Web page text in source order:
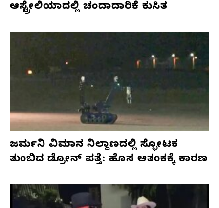
ಆಸ್ಟ್ರೇಲಿಯಾದಲ್ಲಿ ಚಂದಾದಾರಿಕೆ ಕುಸಿತ
ಜರ್ಮನಿ ವಿಮಾನ ನಿಲ್ದಾಣದಲ್ಲಿ ಸ್ಫೋಟಕ
ತುಂಬಿದ ಡ್ರೋನ್ ಪತ್ತೆ: ಹೊಸ ಆತಂಕಕ್ಕೆ ಕಾರಣ